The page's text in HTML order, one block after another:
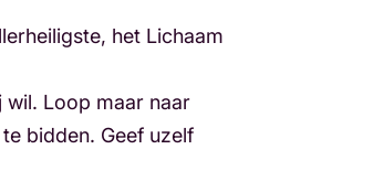
het Lichaam
wil. Loop maar naar
bidden. Geef uzelf